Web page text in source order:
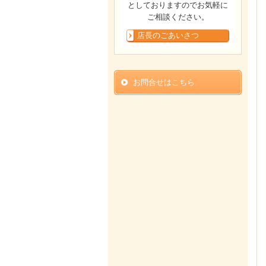
としておりますのでお気軽に
ご相談ください。
店長のごあいさつ
お問合せはこちら